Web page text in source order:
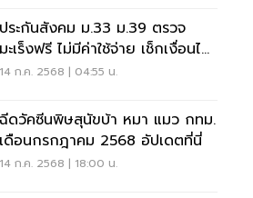
ประกันสังคม ม.33 ม.39 ตรวจ
มะเร็งฟรี ไม่มีค่าใช้จ่าย เช็กเงื่อนไข
ที่นี่
14 ก.ค. 2568 | 04:55 น.
ฉีดวัคซีนพิษสุนัขบ้า หมา แมว กทม.
เดือนกรกฎาคม 2568 อัปเดตที่นี่
14 ก.ค. 2568 | 18:00 น.